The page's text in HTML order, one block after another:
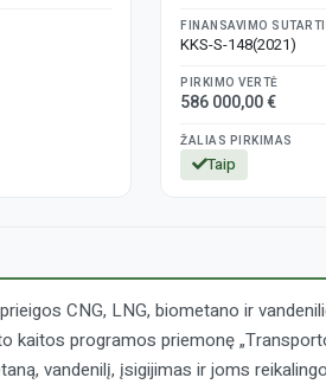
FINANSAVIMO
KKS-S-148(2021)
PIRKIMO VERTĖ
586 000,00 €
ŽALIAS PIRKIMAS
Taip
CNG, LNG, biometano ir
programos priemonę
vandenilį, įsigijimas ir joms